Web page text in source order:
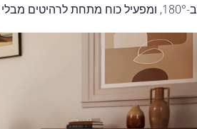
ב-180°, ומפעיל כוח מתחת לרהיטים מבלי להשאיר אבק מאחור.